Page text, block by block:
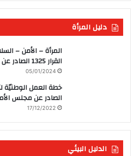
دليل المرأة
المرأة – الأمن –
القرار 1325 الصادر عن مجلس الأمن للأمم المتحدة
05/01/2024
الصادر عن مجلس
17/12/2022
الدليل البيئي